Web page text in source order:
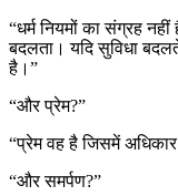
“धर्म नियमों का संग्रह
बदलता। यदि सुविधा
है।”
“और प्रेम?”
“प्रेम वह है जिसमें अधिकार
“और समर्पण?”